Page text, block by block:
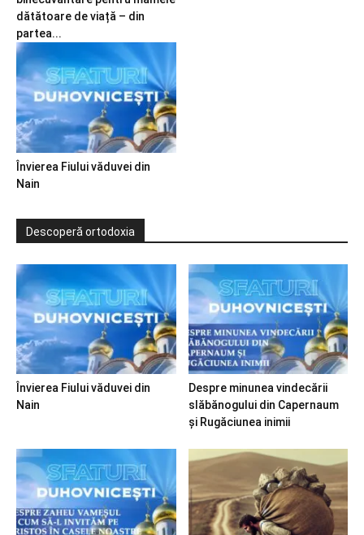
dătătoare de viață – din
partea...
Învierea Fiului văduvei din
Nain
Descoperă ortodoxia
Învierea Fiului văduvei din
Nain
Despre minunea vindecării
slăbănogului din Capernaum
și Rugăciunea inimii